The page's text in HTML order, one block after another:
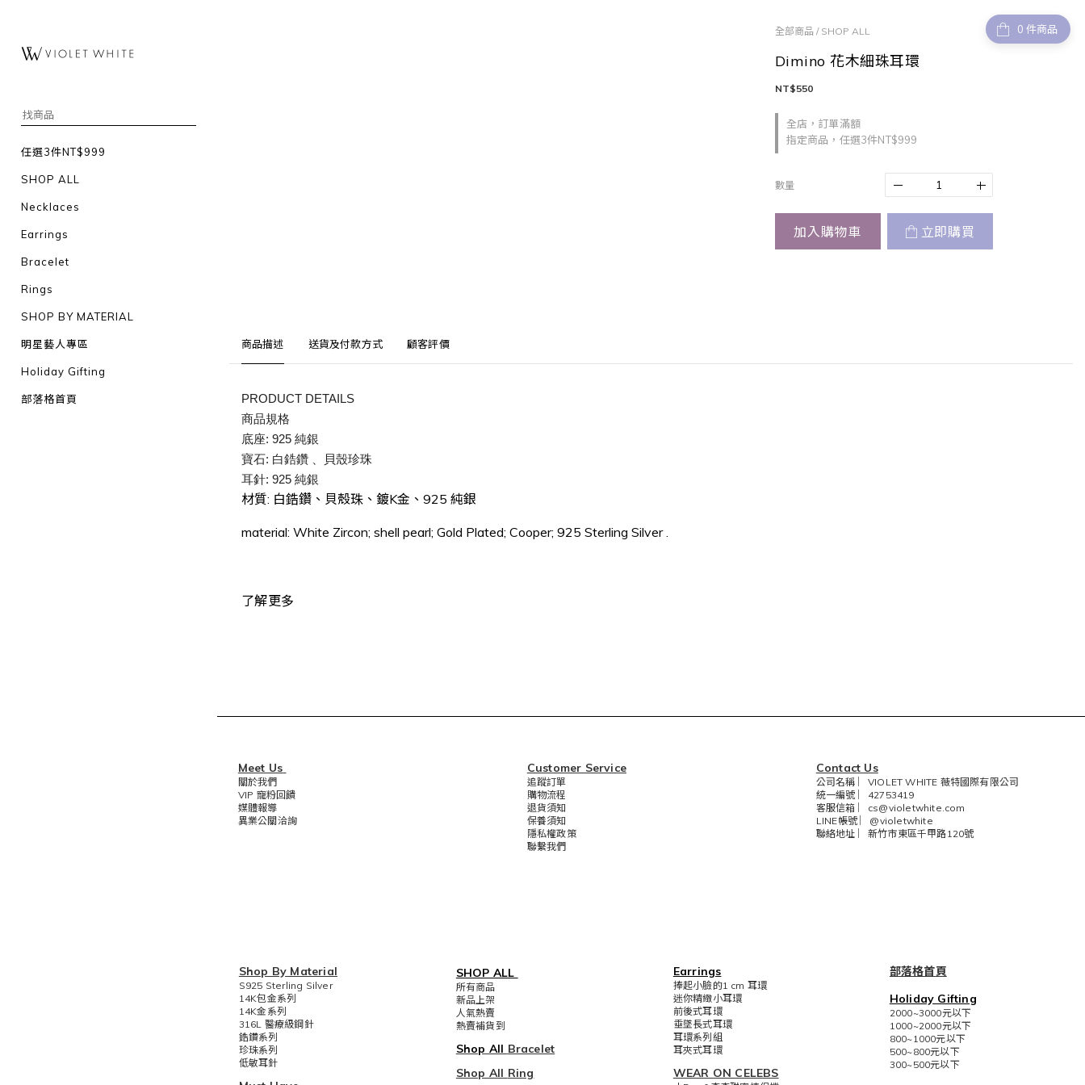
任選3件NT$999
SHOP ALL
Necklaces
Earrings
Bracelet
Rings
SHOP BY MATERIAL
明星藝人專區
Holiday Gifting
部落格首頁
件商品
全部商品 / SHOP ALL
Dimino 花木細珠耳環
全店，訂單滿額
指定商品，任選3件NT$999
NT$550
數量
加入購物車 立即購買
商品描述 送貨及付款方式 顧客評價
PRODUCT DETAILS
商品規格
底座: 925 純銀
寶石: 白鋯鑽 、貝殼珍珠
耳針: 925 純銀
材質: 白鋯鑽、貝殼珠、鍍K金、925 純銀
material: White Zircon; shell pearl; Gold Plated; Cooper; 925 Sterling Silver .
了解更多
Meet Us
關於我們
VIP 寵粉回饋
媒體報導
異業公關洽詢
Customer Service
追蹤訂單
購物流程
退貨須知
保養須知
隱私權政策
聯繫我們
Contact Us
公司名稱 ︳VIOLET WHITE 薇特國際有限公司
統一編號 ︳42753419
客服信箱 ︳ cs@violetwhite.com
LINE帳號 ︳ @violetwhite
聯絡地址 ︳新竹市東區千甲路120號
Shop By Material
S925 Sterling Silver
14K包金系列
14K金系列
316L 醫療級鋼針
鋯鑽系列
珍珠系列
低敏耳針
SHOP ALL
所有商品
新品上架
人氣熱賣
熱賣補貨到
Shop All Bracelet
Shop All Ring
Earrings
捧起小臉的1 cm 耳環
迷你精緻小耳環
前後式耳環
垂墜長式耳環
耳環系列組
耳夾式耳環
WEAR ON CELEBS
部落格首頁
Holiday Gifting
2000~3000元以下
1000~2000元以下
800~1000元以下
500~800元以下
300~500元以下